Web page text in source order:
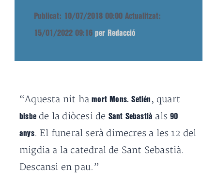
Publicat: 10/07/2018 00:00 Actualitzat:
15/01/2022 09:16 per Redacció
“Aquesta nit hamort Mons. Setién , quart
bisbe de la diòcesi de Sant Sebastià als90
anys. El funeral serà dimecres a les 12 del
migdia a la catedral de Sant Sebastià.
Descansi en pau.”